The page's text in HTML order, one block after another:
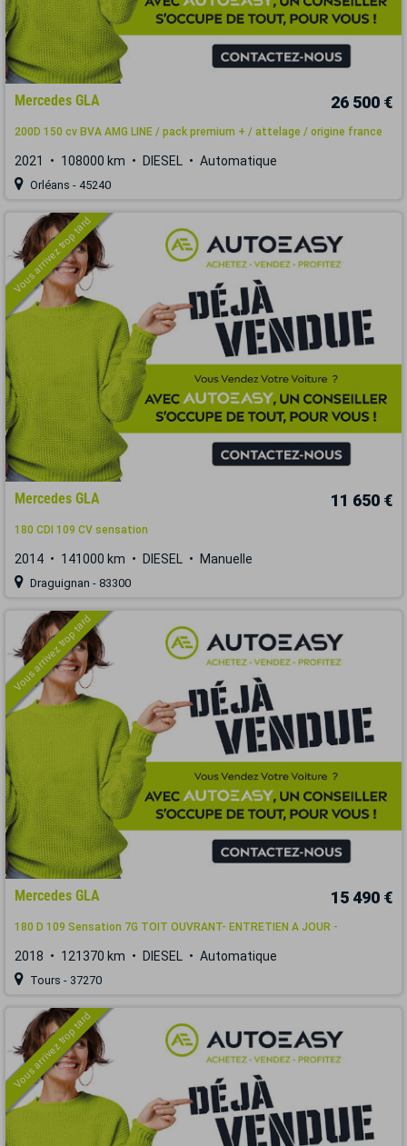
Mercedes GLA 26 500 €
200D 150 cv BVA AMG LINE / pack premium + / attelage / origine france
2021 108000 km DIESEL Automatique
Orléans - 45240
Vous arrivez trop tard
Mercedes GLA 11 650 €
180 CDI 109 CV sensation
2014 141000 km DIESEL Manuelle
Draguignan - 83300
Vous arrivez trop tard
Mercedes GLA 15 490 €
180 D 109 Sensation 7G TOIT OUVRANT- ENTRETIEN A JOUR -
2018 121370 km DIESEL Automatique
Tours - 37270
Vous arrivez trop tard